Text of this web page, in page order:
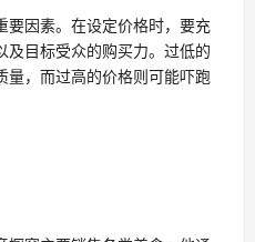
要因素。在设定价格时，要充
及目标受众的购买力。过低的
量，而过高的价格则可能吓跑